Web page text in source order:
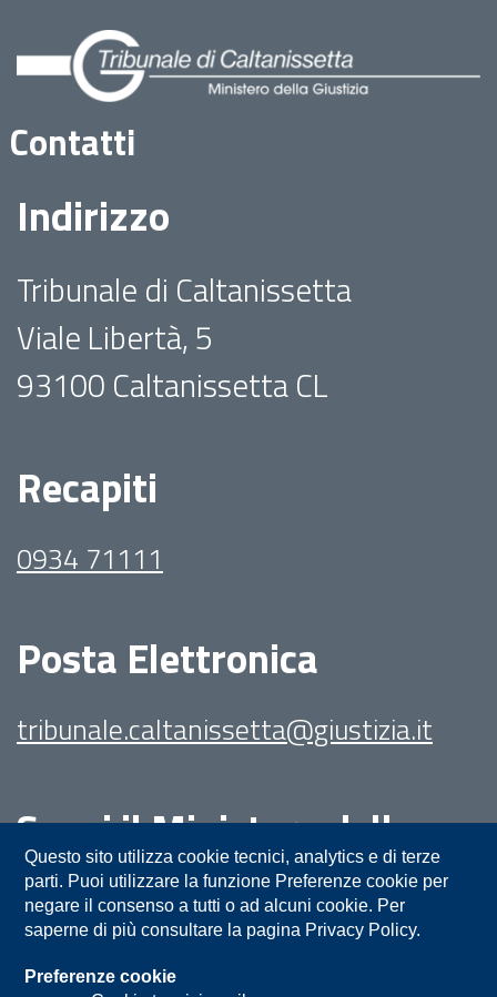
Contatti
Indirizzo
Tribunale di Caltanissetta
Viale Libertà, 5
93100 Caltanissetta CL
Recapiti
0934 71111
Posta Elettronica
tribunale.caltanissetta@giustizia.it
Segui il Ministero della
Giustizia su:
Questo sito utilizza cookie tecnici, analytics e di terze
parti. Puoi utilizzare la funzione Preferenze cookie per
negare il consenso a tutti o ad alcuni cookie. Per
saperne di più consultare la pagina Privacy Policy.
Preferenze cookie